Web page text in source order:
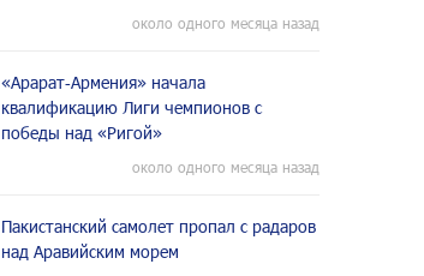
около одного месяца назад
«Арарат‑Армения» начала
квалификацию Лиги чемпионов с
победы над «Ригой»
около одного месяца назад
Пакистанский самолет пропал с радаров
над Аравийским морем